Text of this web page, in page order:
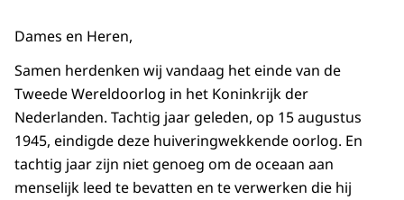
Dames en Heren,
Samen herdenken wij vandaag het einde van de
Tweede Wereldoorlog in het Koninkrijk der
Nederlanden. Tachtig jaar geleden, op 15 augustus
1945, eindigde deze huiveringwekkende oorlog. En
tachtig jaar zijn niet genoeg om de oceaan aan
menselijk leed te bevatten en te verwerken die hij